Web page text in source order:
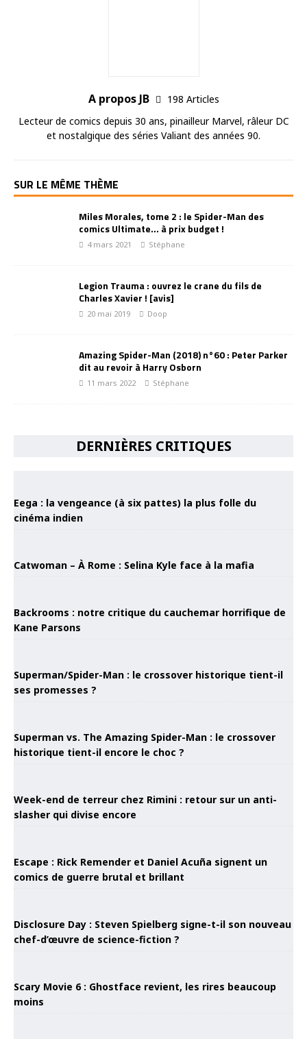
A propos JB
198 Articles
Lecteur de comics depuis 30 ans, pinailleur Marvel, râleur DC
et nostalgique des séries Valiant des années 90.
SUR LE MÊME THÈME
Miles Morales, tome 2 : le Spider-Man des
comics Ultimate… à prix budget !
4 mars 2021 Stéphane
Legion Trauma : ouvrez le crane du fils de
Charles Xavier ! [avis]
20 mai 2019 Doop
Amazing Spider-Man (2018) n°60 : Peter Parker
dit au revoir à Harry Osborn
11 mars 2022 Stéphane
DERNIÈRES CRITIQUES
Eega : la vengeance (à six pattes) la plus folle du
cinéma indien
Catwoman – À Rome : Selina Kyle face à la mafia
Backrooms : notre critique du cauchemar horrifique de
Kane Parsons
Superman/Spider-Man : le crossover historique tient-il
ses promesses ?
Superman vs. The Amazing Spider-Man : le crossover
historique tient-il encore le choc ?
Week-end de terreur chez Rimini : retour sur un anti-
slasher qui divise encore
Escape : Rick Remender et Daniel Acuña signent un
comics de guerre brutal et brillant
Disclosure Day : Steven Spielberg signe-t-il son nouveau
chef-d’œuvre de science-fiction ?
Scary Movie 6 : Ghostface revient, les rires beaucoup
moins